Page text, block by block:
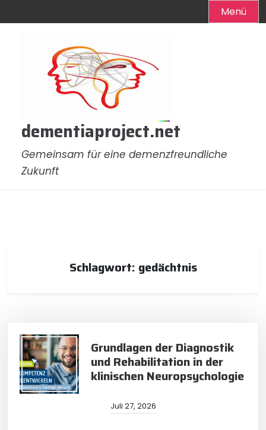
Menü
dementiaproject.net
Gemeinsam für eine demenzfreundliche
Zukunft
Schlagwort: gedächtnis
Grundlagen der Diagnostik
und Rehabilitation in der
klinischen Neuropsychologie
Juli 27, 2026